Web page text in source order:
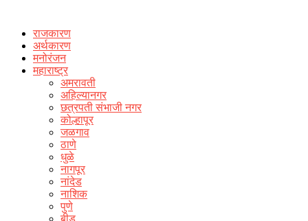
राजकारण
अर्थकारण
मनोरंजन
महाराष्ट्र
अमरावती
अहिल्यानगर
छत्रपती संभाजी नगर
कोल्हापूर
जळगाव
ठाणे
धुळे
नागपूर
नांदेड
नाशिक
पुणे
बीड